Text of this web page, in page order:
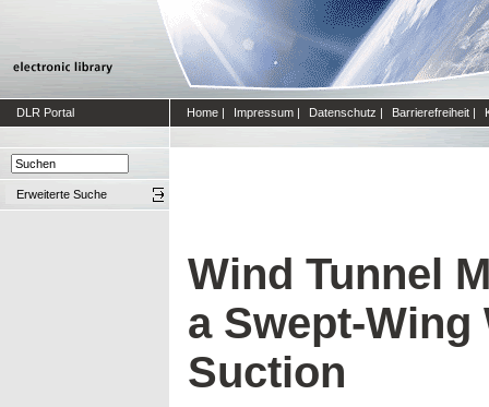
DLR Portal Home | Impressum | Datenschutz | Barrierefreiheit |
Erweiterte Suche
Wind Tunnel
a Swept-
Suction